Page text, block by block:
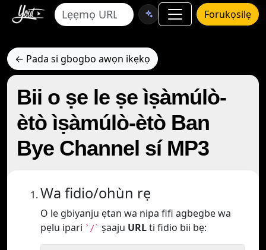
Forukọsilẹ
← Pada si gbogbo awọn ikẹkọ
Bii o ṣe le ṣe ìṣàmúlò-
ètò ìṣàmúlò-ètò Ban
Bye Channel sí MP3
Wa fidio/ohùn rẹ
O le gbiyanju ẹtan wa nipa fifi agbegbe wa
pẹlu ipari `/` ṣaaju URLti fidio bii bẹ: